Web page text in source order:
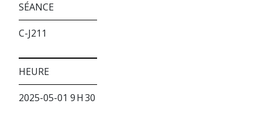
SÉANCE
C-J211
HEURE
2025-05-01 9 H 30